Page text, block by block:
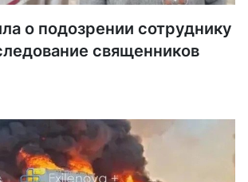
о подозрении сотруднику
священников